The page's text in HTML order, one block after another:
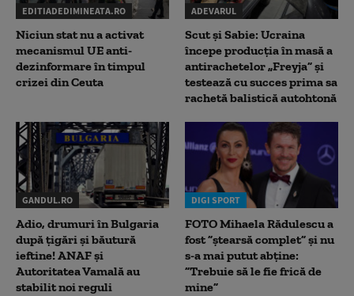
EDITIADEDIMINEATA.RO
Niciun stat nu a activat
mecanismul UE anti-
dezinformare în timpul
crizei din Ceuta
ADEVARUL
Scut și Sabie: Ucraina
începe producția în masă a
antirachetelor „Freyja” și
testează cu succes prima sa
rachetă balistică autohtonă
GANDUL.RO
Adio, drumuri în Bulgaria
după țigări și băutură
ieftine! ANAF și
Autoritatea Vamală au
stabilit noi reguli
DIGI SPORT
FOTO Mihaela Rădulescu a
fost ”ștearsă complet” și nu
s-a mai putut abține:
”Trebuie să le fie frică de
mine”